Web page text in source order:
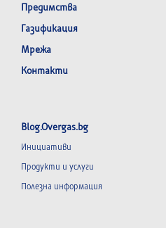
Предимства
Газификация
Мрежа
Контакти
Blog.Overgas.bg
Инициативи
Продукти и услуги
Полезна информация